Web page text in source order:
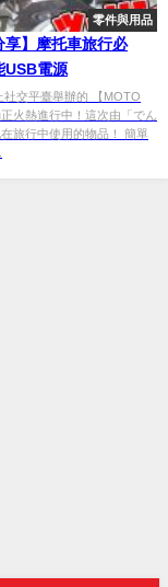
零件與用品
享】摩托車旅行必
USB電源
社交平臺舉辦的 【MOTO
火熱進行中！這次由「でん
旅行中使用的物品！ 簡單